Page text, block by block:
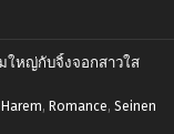
ใหญ่กับจิ้งจอกสาวใส
Harem, Romance, Seinen